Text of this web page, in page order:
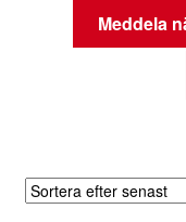
Meddela